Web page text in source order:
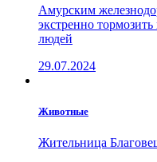
Амурским
экстренно тормозить
людей
29.07.2024
Животные
Жительница